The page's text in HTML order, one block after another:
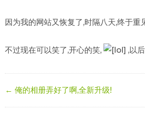
因为我的网站又恢复了,时隔八天,终于
不过现在可以笑了,开心的笑, ,以
← 俺的相册弄好了啊,全新升级!